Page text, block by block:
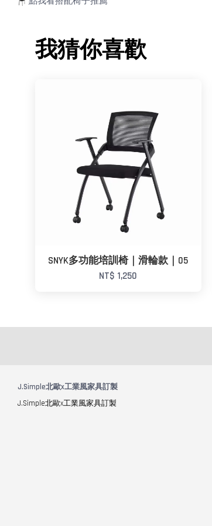
我猜你喜歡
SNYK多功能培訓椅｜滑輪款｜05
NT$ 1,250
J.Simple北歐x工業風家具訂製
J.Simple北歐x工業風家具訂製